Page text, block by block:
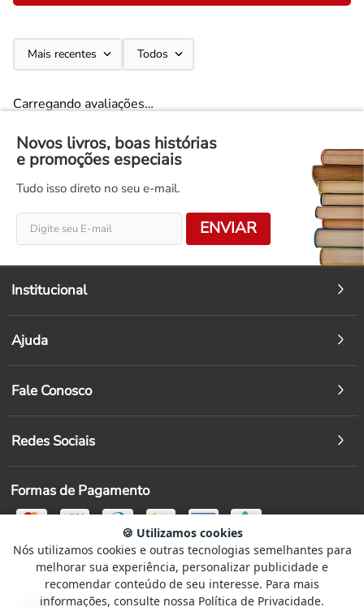
Mais recentes Todos
Carregando avaliações…
Novos livros, boas histórias
e promoções especiais
Tudo isso direto no seu e-mail.
ENVIAR
Institucional
Ajuda
Fale Conosco
Redes Sociais
Formas de Pagamento
Segurança
🍪 Utilizamos cookies
Nós utilizamos cookies e outras tecnologias semelhantes para
melhorar sua experiência, personalizar publicidade e
recomendar conteúdo de seu interesse. Para mais
informações, consulte nossa Política de Privacidade.
Como está sendo sua experiência?
Selecione
uma
opção